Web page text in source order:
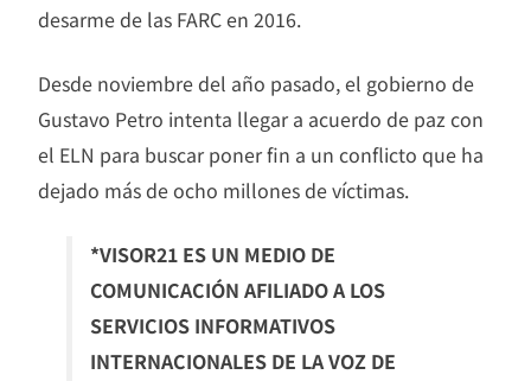
desarme de las FARC en 2016.
Desde noviembre del año pasado, el gobierno de
Gustavo Petro intenta llegar a acuerdo de paz con
el ELN para buscar poner fin a un conflicto que ha
dejado más de ocho millones de víctimas.
*VISOR21 ES UN MEDIO DE
COMUNICACIÓN AFILIADO A LOS
SERVICIOS INFORMATIVOS
INTERNACIONALES DE LA VOZ DE